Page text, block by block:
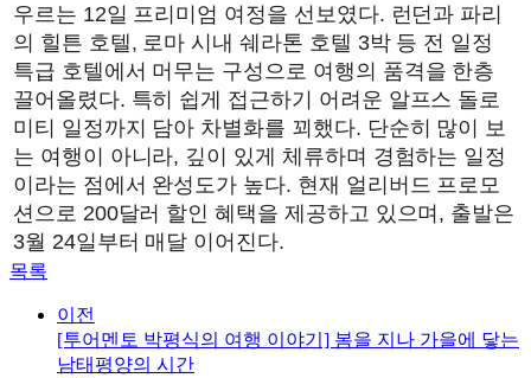
우르는 12일 프리미엄 여정을 선보였다. 런던과 파리
의 힐튼 호텔, 로마 시내 쉐라톤 호텔 3박 등 전 일정
특급 호텔에서 머무는 구성으로 여행의 품격을 한층
끌어올렸다. 특히 쉽게 접근하기 어려운 알프스 돌로
미티 일정까지 담아 차별화를 꾀했다. 단순히 많이 보
는 여행이 아니라, 깊이 있게 체류하며 경험하는 일정
이라는 점에서 완성도가 높다. 현재 얼리버드 프로모
션으로 200달러 할인 혜택을 제공하고 있으며, 출발은
3월 24일부터 매달 이어진다.
목록
이전
[투어멘토 박평식의 여행 이야기] 봄을 지나 가을에 닿는
남태평양의 시간